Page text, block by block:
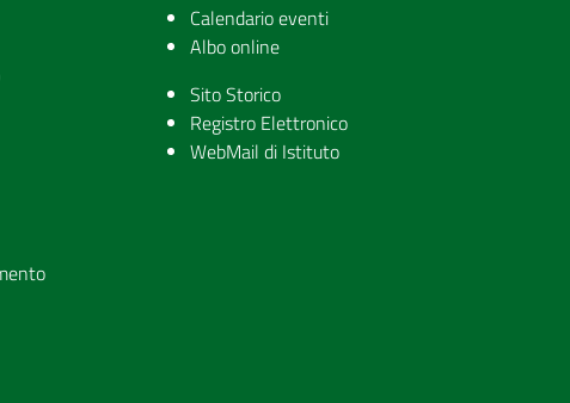
Calendario eventi
Albo online
Sito Storico
Registro Elettronico
WebMail di Istituto